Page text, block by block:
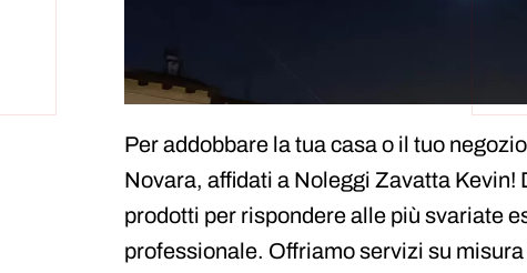
Per addobbare la tua casa o il tuo
Novara, affidati a Noleggi Zavatta Kevin!
prodotti per rispondere alle più svariate
professionale. Offriamo servizi su